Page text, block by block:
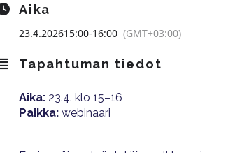
Aika
23.4.202615:00-16:00 (GMT+03:00)
Tapahtuman tiedot
Aika: 23.4. klo 15–16
Paikka: webinaari